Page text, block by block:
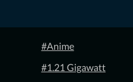
#Anime
#1.21 Gigawatt